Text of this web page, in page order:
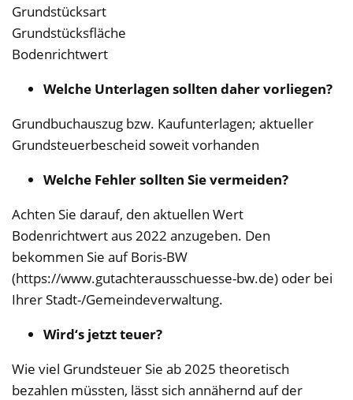
Grundstücksart
Grundstücksfläche
Bodenrichtwert
Welche Unterlagen sollten daher vorliegen?
Grundbuchauszug bzw. Kaufunterlagen; aktueller
Grundsteuerbescheid soweit vorhanden
Welche Fehler sollten Sie vermeiden?
Achten Sie darauf, den aktuellen Wert
Bodenrichtwert aus 2022 anzugeben. Den
bekommen Sie auf Boris-BW
(https://www.gutachterausschuesse-bw.de) oder bei
Ihrer Stadt-/Gemeindeverwaltung.
Wird‘s jetzt teuer?
Wie viel Grundsteuer Sie ab 2025 theoretisch
bezahlen müssten, lässt sich annähernd auf der